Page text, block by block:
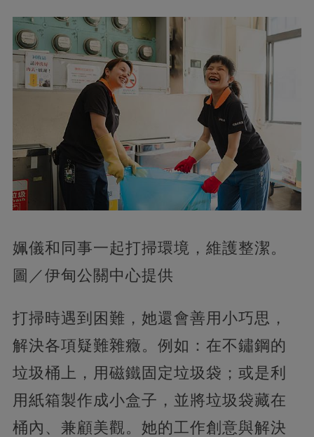
姵儀和同事一起打掃環境，維護整潔。
圖／伊甸公關中心提供
打掃時遇到困難，她還會善用小巧思，
解決各項疑難雜癥。例如：在不鏽鋼的
垃圾桶上，用磁鐵固定垃圾袋；或是利
用紙箱製作成小盒子，並將垃圾袋藏在
桶內、兼顧美觀。她的工作創意與解決